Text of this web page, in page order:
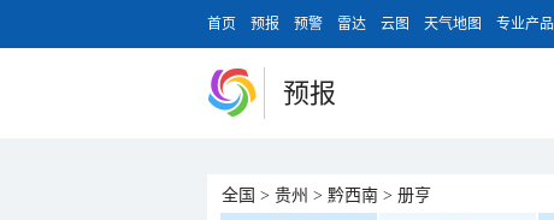
首页 预报 预警 雷达 云图 天气地图 专业产品
预报
全国 > 贵州 > 黔西南 > 册亨